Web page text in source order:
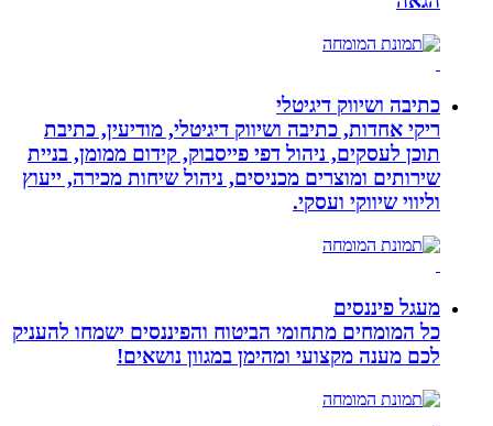
כתיבה ושיווק דיגיטלי
ריקי אחדות, כתיבה ושיווק דיגיטלי, מודיעין, כתיבת
תוכן לעסקים, ניהול דפי פייסבוק, קידום ממומן, בניית
שירותים ומוצרים מכניסים, ניהול שיחות מכירה, ייעוץ
וליווי שיווקי ועסקי.
מעגל פיננסים
כל המומחים מתחומי הביטוח והפיננסים ישמחו להעניק
לכם מענה מקצועי ומהימן במגוון נושאים!